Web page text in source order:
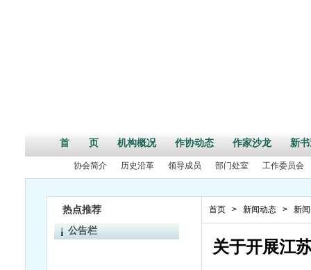
首 页 机构概况 作协动态 作家沙龙 新
协会简介 历史沿革 领导成员 部门处室 工作委员会
热点推荐
公告栏
首页 > 新闻动态 > 新
关于开展江